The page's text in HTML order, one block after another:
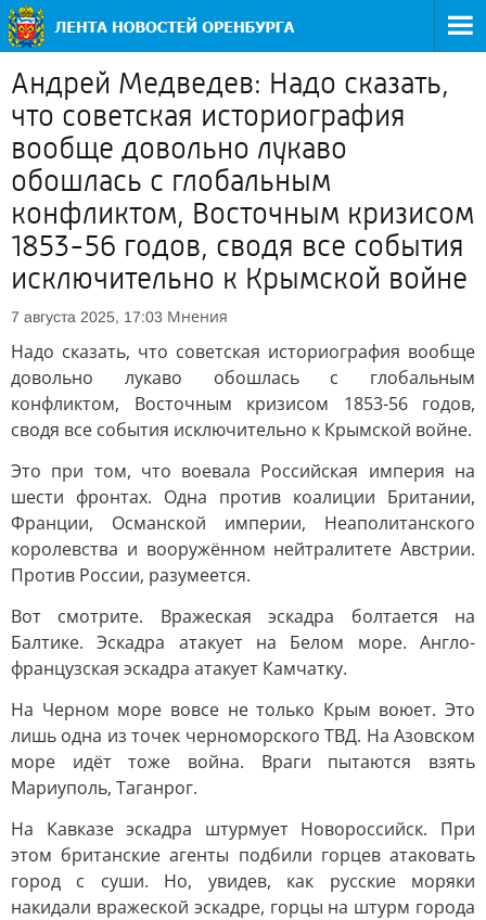
Андрей Медведев: Надо сказать,
что советская историография
вообще довольно лукаво
обошлась с глобальным
конфликтом, Восточным кризисом
1853-56 годов, сводя все события
исключительно к Крымской войне
7 августа 2025, 17:03 Мнения
Надо сказать, что советская историография вообще
довольно лукаво обошлась с глобальным
конфликтом, Восточным кризисом 1853-56 годов,
сводя все события исключительно к Крымской войне.
Это при том, что воевала Российская империя на
шести фронтах. Одна против коалиции Британии,
Франции, Османской империи, Неаполитанского
королевства и вооружённом нейтралитете Австрии.
Против России, разумеется.
Вот смотрите. Вражеская эскадра болтается на
Балтике. Эскадра атакует на Белом море. Англо-
французская эскадра атакует Камчатку.
На Черном море вовсе не только Крым воюет. Это
лишь одна из точек черноморского ТВД. На Азовском
море идёт тоже война. Враги пытаются взять
Мариуполь, Таганрог.
На Кавказе эскадра штурмует Новороссийск. При
этом британские агенты подбили горцев атаковать
город с суши. Но, увидев, как русские моряки
накидали вражеской эскадре, горцы на штурм города